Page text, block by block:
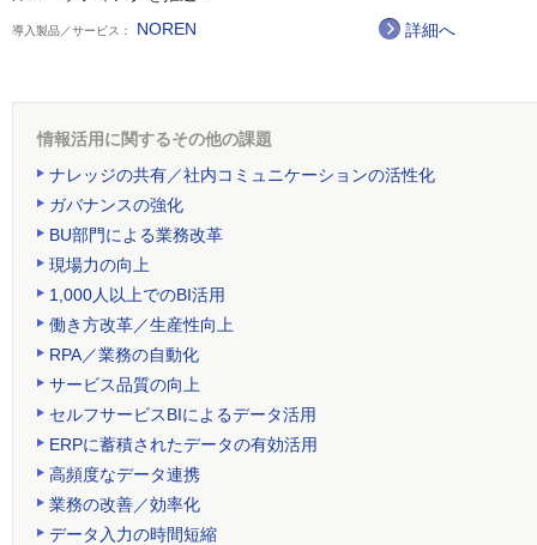
導入製品／サービス： NOREN 詳細へ
情報活用に関するその他の課題
ナレッジの共有／社内コミュニケーションの活性化
ガバナンスの強化
BU部門による業務改革
現場力の向上
1,000人以上でのBI活用
働き方改革／生産性向上
RPA／業務の自動化
サービス品質の向上
セルフサービスBIによるデータ活用
ERPに蓄積されたデータの有効活用
高頻度なデータ連携
業務の改善／効率化
データ入力の時間短縮